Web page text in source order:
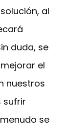
al
duda, se
el
nuestros
sufrir
se